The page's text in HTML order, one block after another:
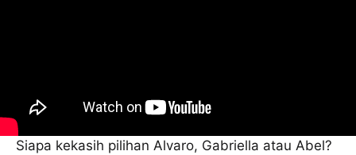
Siapa kekasih pilihan Alvaro, Gabriella atau Abel?